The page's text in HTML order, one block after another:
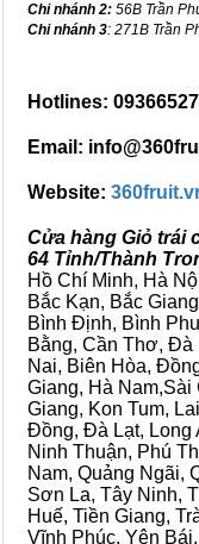
Chi nhánh 2: 56B Trần
Chi nhánh 3: 271B Trần
Hotlines:
Email:
Website:
Cửa hàng Giỏ trái
64 Tỉnh/Thành
Hồ Chí Minh, Hà
Bắc Kạn, Bắc
Bình Định, Bình
Bằng, Cần Thơ,
Nai, Biên Hòa,
Giang, Hà Nam,Sài
Giang, Kon Tum,
Đồng, Đà Lạt, Long
Ninh Thuận, Phú
Nam, Quảng Ngãi,
Sơn La, Tây Ninh,
Huế, Tiền Giang,
Vĩnh Phúc, Yên